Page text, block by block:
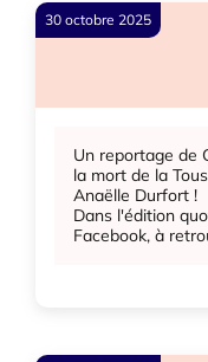
30 octobre 2025
Un reportage de
la mort de la
Anaëlle Durfort !
Dans l'édition
Facebook, à